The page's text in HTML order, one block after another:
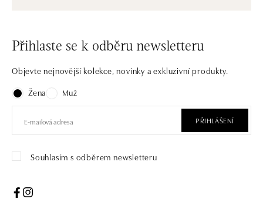
Přihlaste se k odběru newsletteru
Objevte nejnovější kolekce, novinky a exkluzivní produkty.
Žena
Muž
PŘIHLÁŠENÍ
Souhlasím s odběrem newsletteru